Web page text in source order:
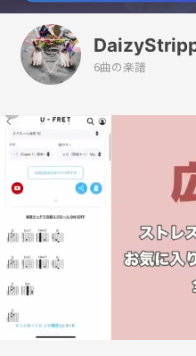
6曲の楽譜